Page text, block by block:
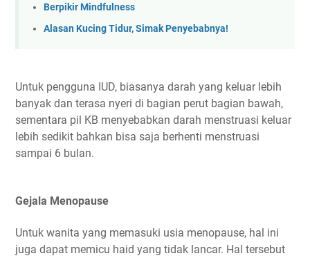
Berpikir Mindfulness
Alasan Kucing Tidur, Simak Penyebabnya!
Untuk pengguna IUD, biasanya darah yang keluar lebih
banyak dan terasa nyeri di bagian perut bagian bawah,
sementara pil KB menyebabkan darah menstruasi keluar
lebih sedikit bahkan bisa saja berhenti menstruasi
sampai 6 bulan.
Gejala Menopause
Untuk wanita yang memasuki usia menopause, hal ini
juga dapat memicu haid yang tidak lancar. Hal tersebut